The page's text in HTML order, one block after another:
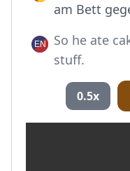
am Bett
So he ate
stuff.
0.5x